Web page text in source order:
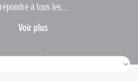
à tous les...
Voir plus